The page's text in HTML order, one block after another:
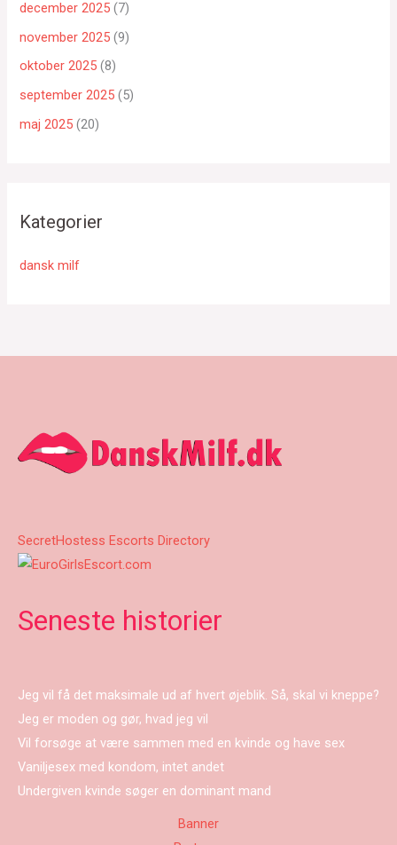
december 2025 (7)
november 2025 (9)
oktober 2025 (8)
september 2025 (5)
maj 2025 (20)
Kategorier
dansk milf
SecretHostess Escorts Directory
Seneste historier
Jeg vil få det maksimale ud af hvert øjeblik. Så, skal vi kneppe?
Jeg er moden og gør, hvad jeg vil
Vil forsøge at være sammen med en kvinde og have sex
Vaniljesex med kondom, intet andet
Undergiven kvinde søger en dominant mand
Banner